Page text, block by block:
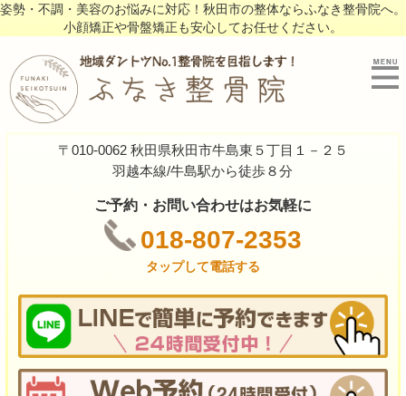
姿勢・不調・美容のお悩みに対応！秋田市の整体ならふなき整骨院へ。
小顔矯正や骨盤矯正も安心してお任せください。
〒010-0062 秋田県秋田市牛島東５丁目１－２５
羽越本線/牛島駅から徒歩８分
ご予約・お問い合わせはお気軽に
018-807-2353
タップして電話する